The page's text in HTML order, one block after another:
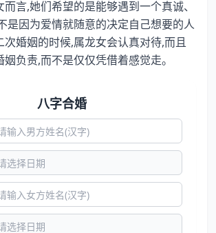
言,她们希望的是能够遇到一个真诚、
是因为爱情就随意的决定自己想要的人
次婚姻的时候,属龙女会认真对待,而且
负责,而不是仅仅凭借着感觉走。
八字合婚